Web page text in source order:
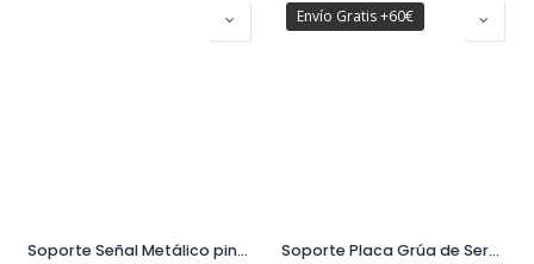
Soporte Señal Metálico pintado 130x60 cm Ref: V16000
Envío Gratis +60€
Soporte Placa Grúa de Servicio 220x340 Ref: 199021